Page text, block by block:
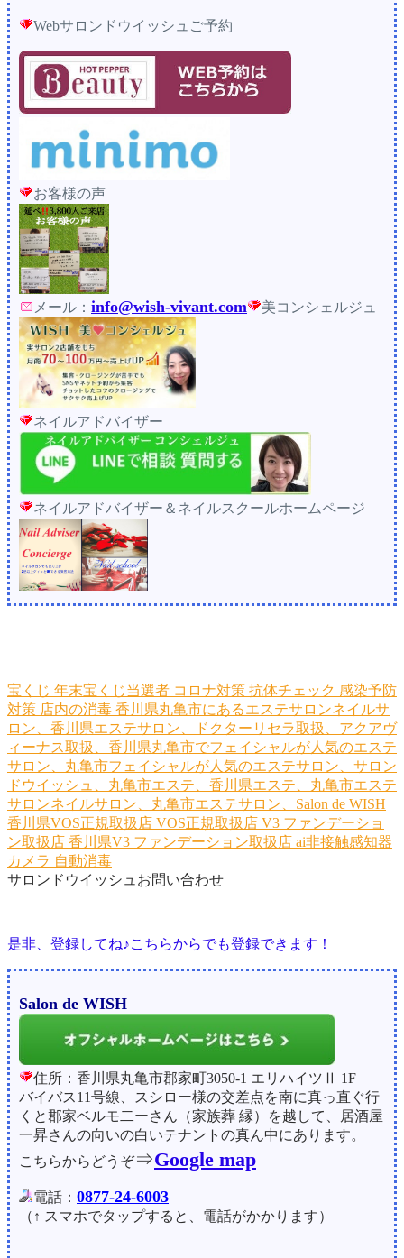
Webサロンドウイッシュご予約
お客様の声
メール： info@wish-vivant.com 美コンシェルジュ
ネイルアドバイザー
ネイルアドバイザー＆ネイルスクールホームページ
宝くじ 年末宝くじ当選者 コロナ対策 抗体チェック 感染予防
対策 店内の消毒 香川県丸亀市にあるエステサロンネイルサ
ロン、香川県エステサロン、ドクターリセラ取扱、アクアヴ
ィーナス取扱、香川県丸亀市でフェイシャルが人気のエステ
サロン、丸亀市フェイシャルが人気のエステサロン、サロン
ドウイッシュ、丸亀市エステ、香川県エステ、丸亀市エステ
サロンネイルサロン、丸亀市エステサロン、Salon de WISH
香川県VOS正規取扱店 VOS正規取扱店 V3 ファンデーショ
ン取扱店 香川県V3 ファンデーション取扱店 ai非接触感知器
カメラ 自動消毒
サロンドウイッシュお問い合わせ
是非、登録してね♪こちらからでも登録できます！
Salon de WISH
住所：香川県丸亀市郡家町3050-1 エリハイツⅡ 1F
バイバス11号線、スシロー様の交差点を南に真っ直ぐ行
くと郡家ベルモ二ーさん（家族葬 縁）を越して、居酒屋
一昇さんの向いの白いテナントの真ん中にあります。
こちらからどうぞ⇒Google map
電話： 0877-24-6003
（↑ スマホでタップすると、電話がかかります）